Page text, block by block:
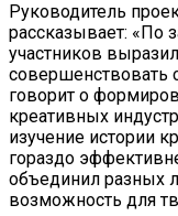
Руководитель
рассказывает: «По
участников
совершенствовать
говорит о
креативных
изучение истории
гораздо
объединил разных
возможность для